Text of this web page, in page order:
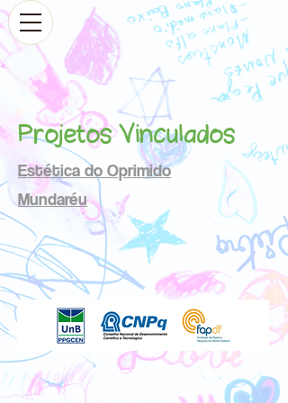
Projetos Vinculados
Estética do Oprimido
Mundaréu